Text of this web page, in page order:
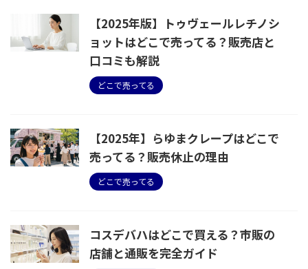
【2025年版】トゥヴェールレチノシ
ョットはどこで売ってる？販売店と
口コミも解説
どこで売ってる
【2025年】らゆまクレープはどこで
売ってる？販売休止の理由
どこで売ってる
コスデバハはどこで買える？市販の
店舗と通販を完全ガイド